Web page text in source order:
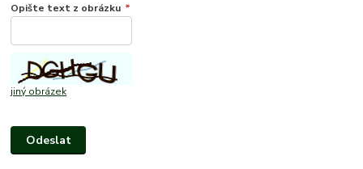
Opište text z obrázku *
jiný obrázek